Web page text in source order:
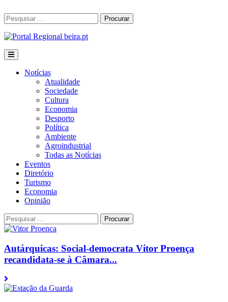
to
content
Procurar
por:
Procurar
Notícias
Atualidade
Sociedade
Cultura
Economia
Desporto
Política
Ambiente
Agroindustrial
Todas as Notícias
Eventos
Diretório
Turismo
Economia
Opinião
Procurar
por:
Procurar
Autárquicas: Social-democrata Vítor Proença
recandidata-se à Câmara...